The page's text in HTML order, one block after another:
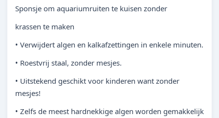
Sponsje om aquariumruiten te kuisen zonder
krassen te maken
• Verwijdert algen en kalkafzettingen in enkele minuten.
• Roestvrij staal, zonder mesjes.
• Uitstekend geschikt voor kinderen want zonder
mesjes!
• Zelfs de meest hardnekkige algen worden gemakkelijk